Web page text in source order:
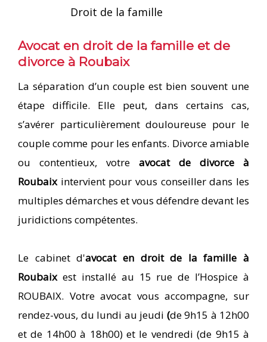
Droit de la famille
Avocat en droit de la famille et de
divorce à Roubaix
La séparation d’un couple est bien souvent une
étape difficile. Elle peut, dans certains cas,
s’avérer particulièrement douloureuse pour le
couple comme pour les enfants. Divorce amiable
ou contentieux, votre avocat de divorce à
Roubaixintervient pour vous conseiller dans les
multiples démarches et vous défendre devant les
juridictions compétentes.
Le cabinet d'avocat en droit de la famille à
Roubaixest installé au 15 rue de l’Hospice à
ROUBAIX. Votre avocat vous accompagne, sur
rendez-vous, du lundi au jeudi (de 9h15 à 12h00
et de 14h00 à 18h00) et le vendredi (de 9h15 à